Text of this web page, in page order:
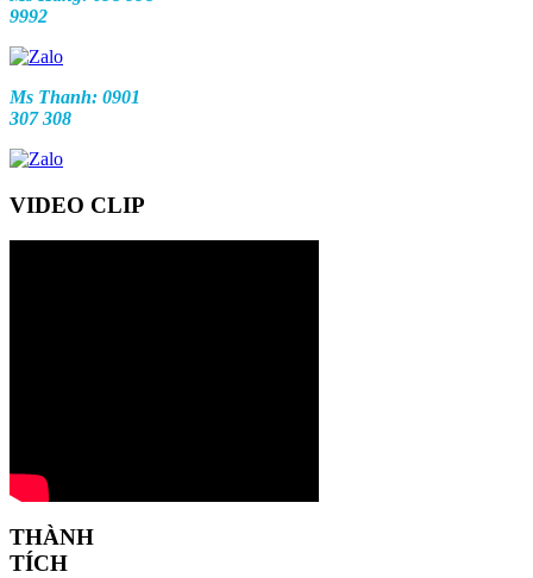
9992
Ms Thanh: 0901
307 308
VIDEO CLIP
THÀNH
TÍCH